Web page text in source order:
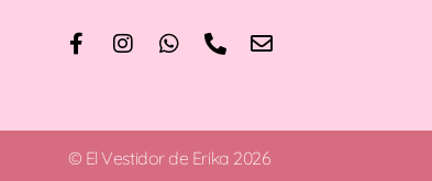
© El Vestidor de Erika 2026